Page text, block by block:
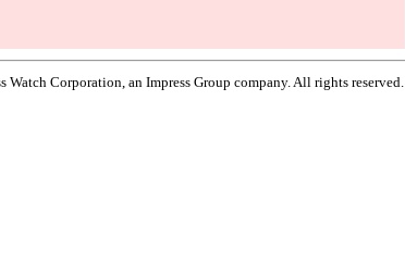
Watch Corporation, an Impress Group company. All rights reserved.